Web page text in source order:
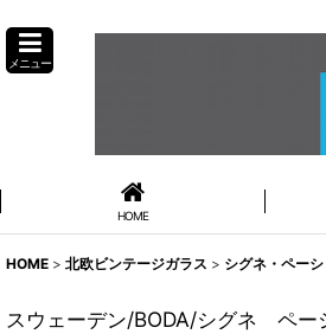
メニュー
HOME
HOME > 北欧ビンテージガラス > シグネ・ペー
スウェーデン/BODA/シグネ ペー